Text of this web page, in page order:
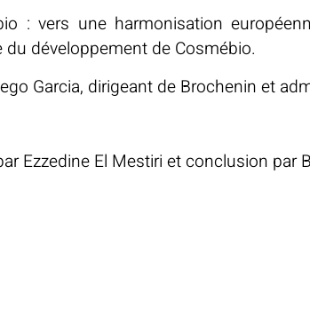
: vers une harmonisation
développement de Cosmébio.
Garcia, dirigeant de Brochenin et
Ezzedine El Mestiri et conclusion par